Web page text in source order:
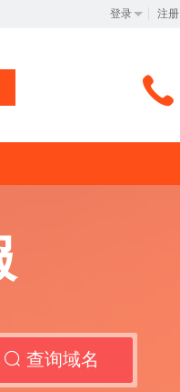
登录 注册
查询域名